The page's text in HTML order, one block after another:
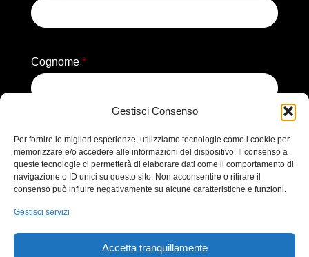
Gestisci Consenso
Per fornire le migliori esperienze, utilizziamo tecnologie come i cookie per
memorizzare e/o accedere alle informazioni del dispositivo. Il consenso a
queste tecnologie ci permetterà di elaborare dati come il comportamento di
navigazione o ID unici su questo sito. Non acconsentire o ritirare il
consenso può influire negativamente su alcune caratteristiche e funzioni.
Gestisci servizi
Accetta tranquillamente
Cognome *
Password*Richiesto